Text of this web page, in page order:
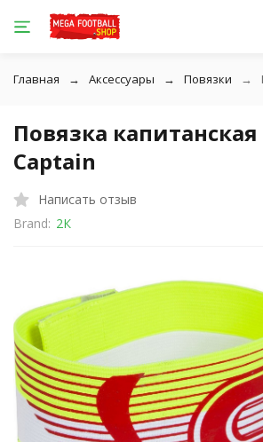
Главная Аксессуары Повязки
Повязка капитанская
Captain
Написать отзыв
Brand: 2К